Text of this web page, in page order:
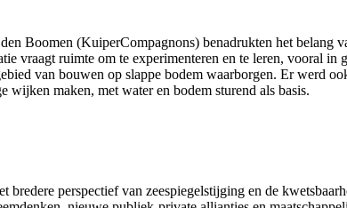
Boomen (KuiperCompagnons) benadrukten het belang
vraagt ruimte om te experimenteren en te leren, vooral
van bouwen op slappe bodem waarborgen. Er werd
wijken maken, met water en bodem sturend als basis.
perspectief van zeespiegelstijging en de